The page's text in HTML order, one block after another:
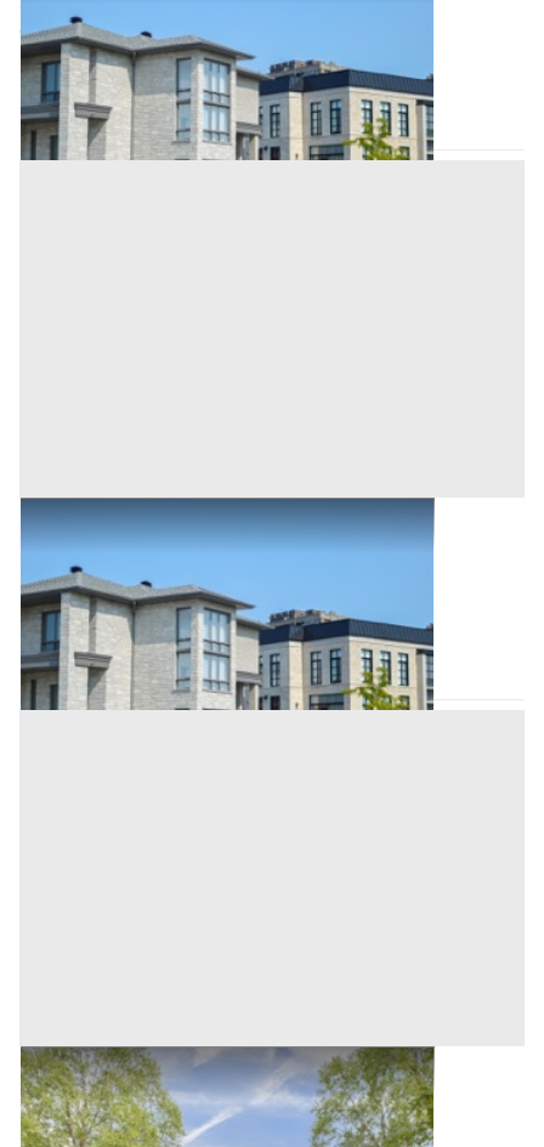
Pernumia (Padova)
60.375 € 80.500 €
Codice asta:15799484
Asta chiusa
Abitazione di Tipo Civile all'asta a Padova
Pernumia (Padova)
120.000 € 160.000 €
Codice asta:d13c95c2
Asta chiusa
Villini all'asta a Padova
Offerta minima
172.500 € 230.000 €